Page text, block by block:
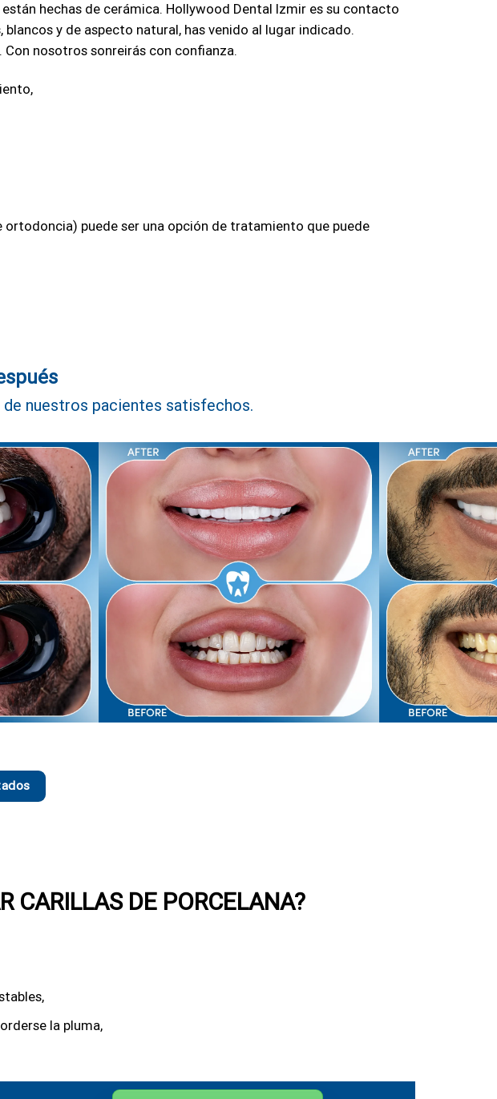
hechas de cerámica. Hollywood Dental Izmir es su contacto
y de aspecto natural, has venido al lugar indicado.
nosotros sonreirás con confianza.
puede ser una opción de tratamiento que puede
nuestros pacientes satisfechos.
CARILLAS DE PORCELANA?
la pluma,